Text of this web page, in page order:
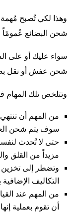
وهذا لكي تُصبح
شحن البضائع
سواء عليك أو على
شحن عفش أو نقل
وتتلخص تلك المهام
من المهم أن
سوف يتم شحن
حتى لا تُحدث
مزيداً من القلق
وتضطر إلى
التكاليف
من المهم عند
أن تقوم بعملية